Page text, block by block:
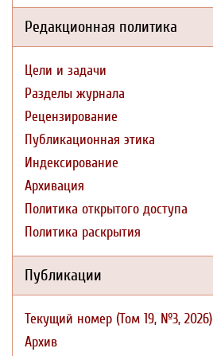
Редакционная политика
Цели и задачи
Разделы журнала
Рецензирование
Публикационная этика
Индексирование
Архивация
Политика открытого доступа
Политика раскрытия
Публикации
Текущий номер (Том 19, №3, 2026)
Архив